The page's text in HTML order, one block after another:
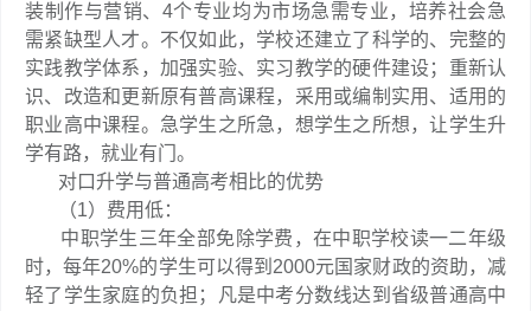
装制作与营销、4个专业均为市场急需专业，培养社会急
需紧缺型人才。不仅如此，学校还建立了科学的、完整的
实践教学体系，加强实验、实习教学的硬件建设；重新认
识、改造和更新原有普高课程，采用或编制实用、适用的
职业高中课程。急学生之所急，想学生之所想，让学生升
学有路，就业有门。
对口升学与普通高考相比的优势
（1）费用低：
中职学生三年全部免除学费，在中职学校读一二年级
时，每年20%的学生可以得到2000元国家财政的资助，减
轻了学生家庭的负担；凡是中考分数线达到省级普通高中